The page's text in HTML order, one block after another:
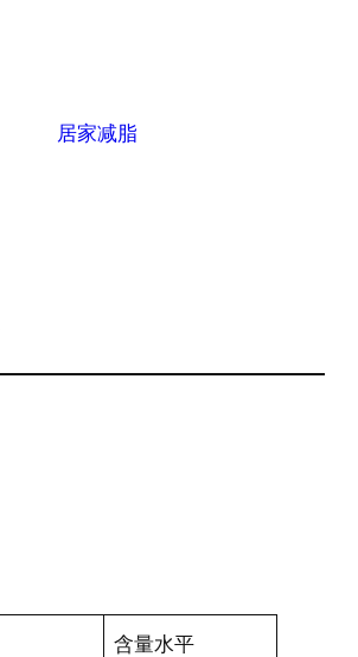
居家减脂
含量水平